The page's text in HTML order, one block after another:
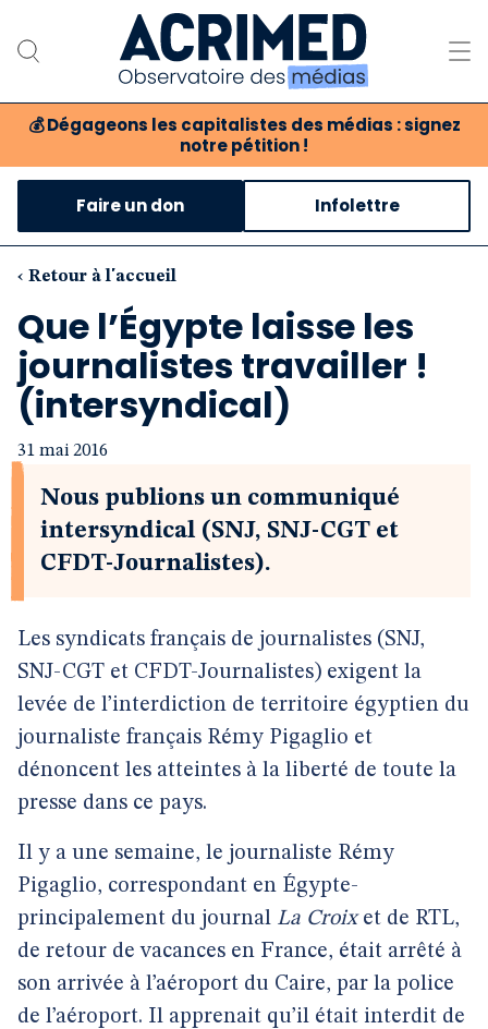
💰 Dégageons les capitalistes des médias : signez
notre pétition !
Notre association
Notre critique des médias
Nos propositions
Notre revue
Boutique
Faire un don Infolettre
‹ Retour à l'accueil
Que l’Égypte laisse les
journalistes travailler !
(intersyndical)
31 mai 2016
Nous publions un communiqué
intersyndical (SNJ, SNJ-CGT et
CFDT-Journalistes).
Les syndicats français de journalistes (SNJ,
SNJ-CGT et CFDT-Journalistes) exigent la
levée de l’interdiction de territoire égyptien du
journaliste français Rémy Pigaglio et
dénoncent les atteintes à la liberté de toute la
presse dans ce pays.
Il y a une semaine, le journaliste Rémy
Pigaglio, correspondant en Égypte-
principalement du journal La Croixet de RTL,
de retour de vacances en France, était arrêté à
son arrivée à l’aéroport du Caire, par la police
de l’aéroport. Il apprenait qu’il était interdit de